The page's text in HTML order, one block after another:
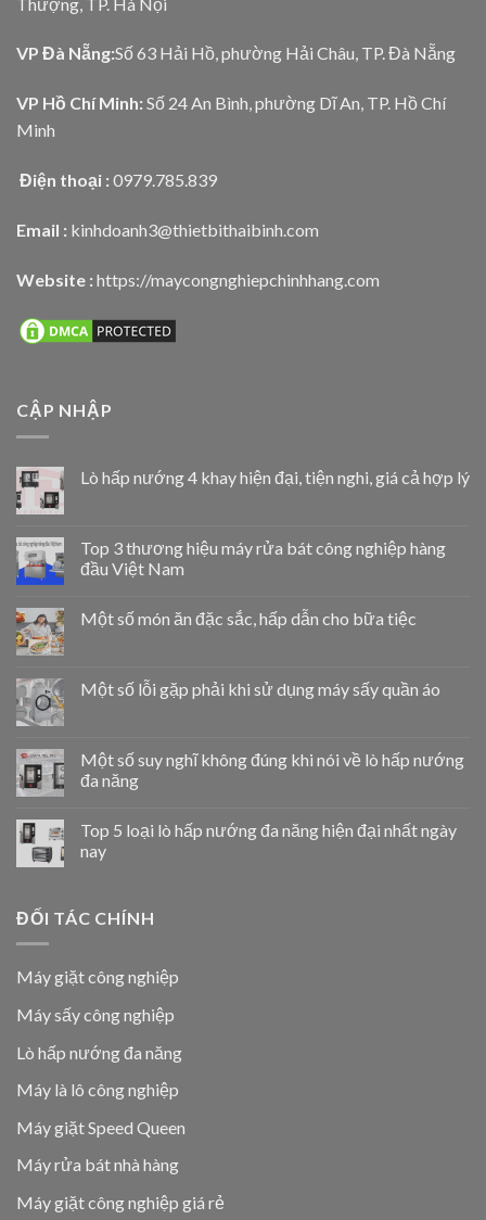
VP Đà Nẵng:Số 63 Hải Hồ, phường Hải Châu, TP. Đà Nẵng
VP Hồ Chí Minh: Số 24 An Bình, phường Dĩ An, TP. Hồ Chí
Minh
Điện thoại : 0979.785.839
Email : kinhdoanh3@thietbithaibinh.com
Website : https://maycongnghiepchinhhang.com
CẬP NHẬP
Lò hấp nướng 4 khay hiện đại, tiện nghi, giá cả hợp lý
Top 3 thương hiệu máy rửa bát công nghiệp hàng
đầu Việt Nam
Một số món ăn đặc sắc, hấp dẫn cho bữa tiệc
Một số lỗi gặp phải khi sử dụng máy sấy quần áo
Một số suy nghĩ không đúng khi nói về lò hấp nướng
đa năng
Top 5 loại lò hấp nướng đa năng hiện đại nhất ngày
nay
ĐỐI TÁC CHÍNH
Máy giặt công nghiệp
Máy sấy công nghiệp
Lò hấp nướng đa năng
Máy là lô công nghiệp
Máy giặt Speed Queen
Máy rửa bát nhà hàng
Máy giặt công nghiệp giá rẻ